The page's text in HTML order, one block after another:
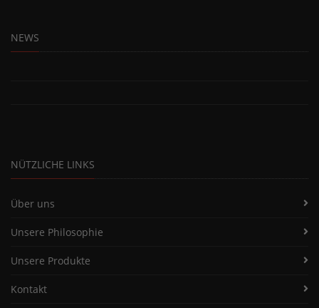
NEWS
NÜTZLICHE LINKS
Über uns
Unsere Philosophie
Unsere Produkte
Kontakt